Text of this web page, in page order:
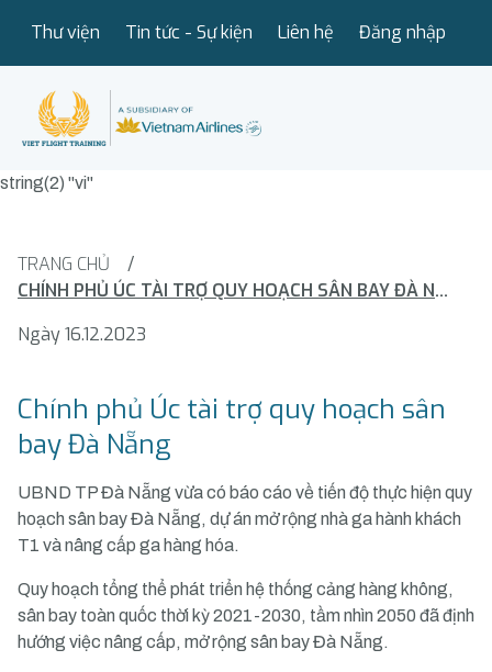
Thư viện Tin tức - Sự kiện Liên hệ Đăng nhập
string(2) "vi"
TRANG CHỦ
/
CHÍNH PHỦ ÚC TÀI TRỢ QUY HOẠCH SÂN BAY ĐÀ NẴNG
Ngày 16.12.2023
Chính phủ Úc tài trợ quy hoạch sân
bay Đà Nẵng
UBND TP Đà Nẵng vừa có báo cáo về tiến độ thực hiện quy
hoạch sân bay Đà Nẵng, dự án mở rộng nhà ga hành khách
T1 và nâng cấp ga hàng hóa.
Quy hoạch tổng thể phát triển hệ thống cảng hàng không,
sân bay toàn quốc thời kỳ 2021-2030, tầm nhìn 2050 đã định
hướng việc nâng cấp, mở rộng sân bay Đà Nẵng.